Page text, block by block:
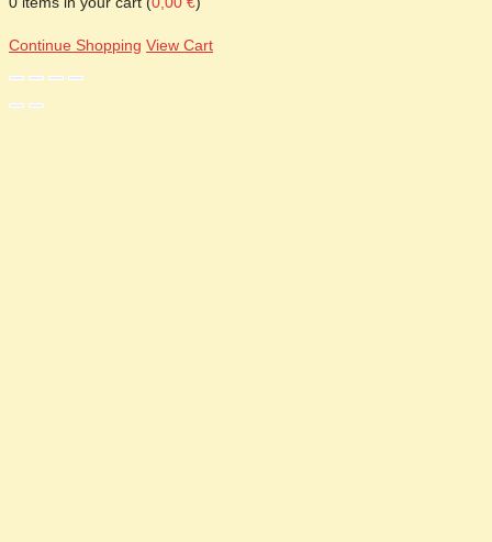
Continue Shopping View Cart